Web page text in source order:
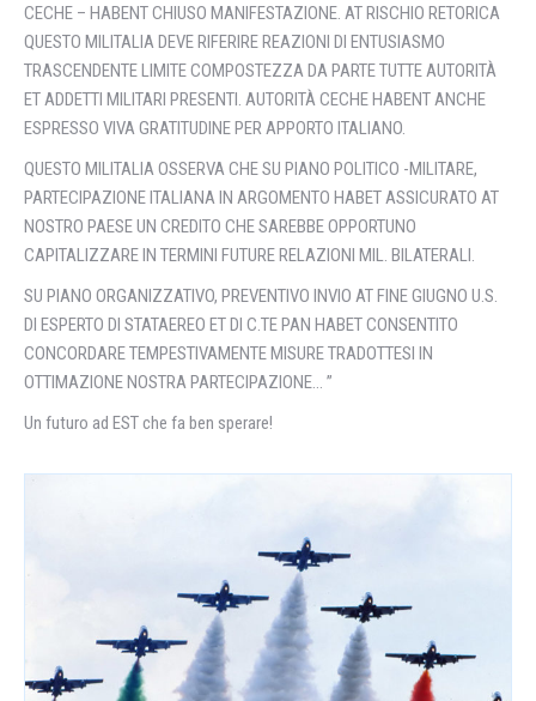
CECHE – HABENT CHIUSO MANIFESTAZIONE. AT RISCHIO RETORICA
QUESTO MILITALIA DEVE RIFERIRE REAZIONI DI ENTUSIASMO
TRASCENDENTE LIMITE COMPOSTEZZA DA PARTE TUTTE AUTORITÀ
ET ADDETTI MILITARI PRESENTI. AUTORITÀ CECHE HABENT ANCHE
ESPRESSO VIVA GRATITUDINE PER APPORTO ITALlANO.
QUESTO MILITALIA OSSERVA CHE SU PIANO POLITICO -MILITARE,
PARTECIPAZIONE ITALIANA IN ARGOMENTO HABET ASSICURATO AT
NOSTRO PAESE UN CREDITO CHE SAREBBE OPPORTUNO
CAPITALIZZARE IN TERMINI FUTURE RELAZIONI MIL. BILATERALI.
SU PIANO ORGANIZZATIVO, PREVENTIVO INVIO AT FINE GIUGNO U.S.
DI ESPERTO DI STATAEREO ET DI C.TE PAN HABET CONSENTITO
CONCORDARE TEMPESTIVAMENTE MISURE TRADOTTESI IN
OTTIMAZIONE NOSTRA PARTECIPAZIONE… ”
Un futuro ad EST che fa ben sperare!